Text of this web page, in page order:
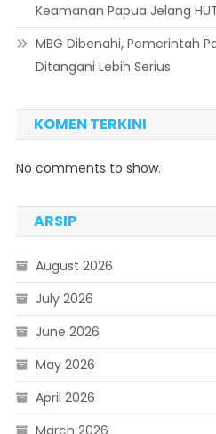
Keamanan Papua Jelang
MBG Dibenahi, Pemerintah
Ditangani Lebih Serius
KOMEN TERKINI
No comments to show.
ARSIP
August 2026
July 2026
June 2026
May 2026
April 2026
March 2026